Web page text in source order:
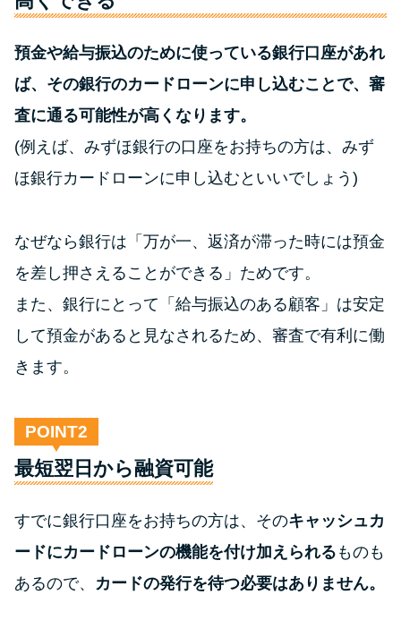
合わせ先とシーン別の問い合わ
預金や給与振込のために使っている銀行口座があれ
ば、その銀行のカードローンに申し込むことで、審
査に通る可能性が高くなります。
(例えば、みずほ銀行の口座をお持ちの方は、みず
ほ銀行カードローンに申し込むといいでしょう)
なぜなら銀行は「万が一、返済が滞った時には預金
を差し押さえることができる」ためです。
また、銀行にとって「給与振込のある顧客」は安定
して預金があると見なされるため、審査で有利に働
きます。
POINT
最短翌日から融資可能
すでに銀行口座をお持ちの方は、そのキャッシュカ
ードにカードローンの機能を付け加えられる ものも
あるので、 カードの発行を待つ必要はありません。